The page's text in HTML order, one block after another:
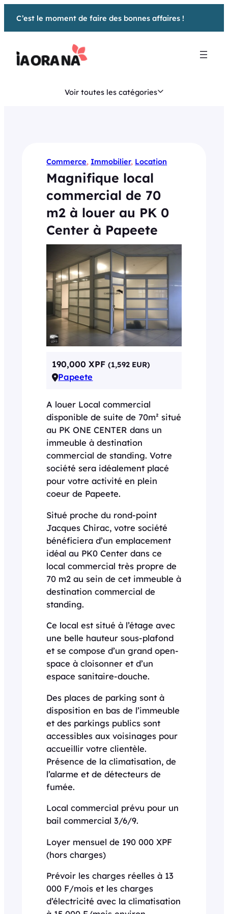
C’est le moment de faire des bonnes affaires !
Voir toutes les catégories
Commerce, Immobilier, Location
Magnifique local
commercial de 70
m2 à louer au PK 0
Center à Papeete
190,000 XPF(1,592 EUR)
Papeete
A louer Local commercial
disponible de suite de 70m² situé
au PK ONE CENTER dans un
immeuble à destination
commercial de standing. Votre
société sera idéalement placé
pour votre activité en plein
coeur de Papeete.
Situé proche du rond-point
Jacques Chirac, votre société
bénéficiera d’un emplacement
idéal au PK0 Center dans ce
local commercial très propre de
70 m2 au sein de cet immeuble à
destination commercial de
standing.
Ce local est situé à l’étage avec
une belle hauteur sous-plafond
et se compose d’un grand open-
space à cloisonner et d’un
espace sanitaire-douche.
Des places de parking sont à
disposition en bas de l’immeuble
et des parkings publics sont
accessibles aux voisinages pour
accueillir votre clientèle.
Présence de la climatisation, de
l’alarme et de détecteurs de
fumée.
Local commercial prévu pour un
bail commercial 3/6/9.
Loyer mensuel de 190 000 XPF
(hors charges)
Prévoir les charges réelles à 13
000 F/mois et les charges
d’électricité avec la climatisation